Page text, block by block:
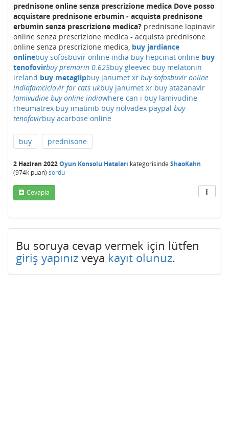
prednisone online senza prescrizione medica Dove posso
acquistare prednisone erbumin - acquista prednisone
erbumin senza prescrizione medica? prednisone lopinavir
online senza prescrizione medica - acquista prednisone
online senza prescrizione medica, buy jardiance
onlinebuy sofosbuvir online india buy hepcinat online buy
tenofovirbuy premarin 0.625buy gleevec buy melatonin
ireland buy metaglipbuy janumet xr buy sofosbuvir online
indiafamciclovir for cats ukbuy janumet xr buy atazanavir
lamivudine buy online indiawhere can i buy lamivudine
rheumatrex buy imatinib buy nolvadex paypal buy
tenofovirbuy acarbose online
buy prednisone
2 Haziran 2022Oyun Konsolu Hataları kategorisinde ShaoKahn
(974k puan) sordu
Cevapla
Bu soruya cevap vermek için lütfen
giriş yapınız veya kayıt olunuz.